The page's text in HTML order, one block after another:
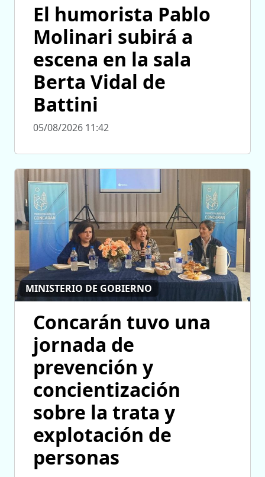
El humorista Pablo
Molinari subirá a
escena en la sala
Berta Vidal de
Battini
05/08/2026 11:42
MINISTERIO DE GOBIERNO
Concarán tuvo una
jornada de
prevención y
concientización
sobre la trata y
explotación de
personas